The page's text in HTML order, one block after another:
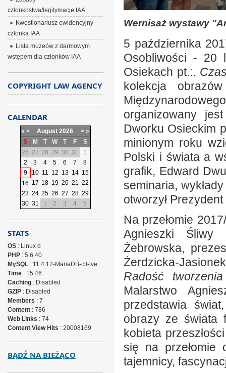
Wernisaż wystawy
5 października
Osobliwości - 20
Osiekach pt.:.
kolekcja
organizowany
Dworku Osieckim
minionym roku
Polski i świata a
grafik, Edward
seminaria,
otworzył
Na przełomie
Agnieszki Śliwy
Żebrowska,
Żerdzicka-
Radość tworzenia
Malarstwo
przedstawia
obrazy ze świata
kobieta
się na przełomie
tajemnicy,
członkostwa/legitymacje IAA
Kwestionariusz ewidencyjny
członka IAA
Lista muzeów z darmowym
wstępem dla członków IAA
COPYRIGHT LAW AGENCY
CALENDAR
« < August 2026 > »
S
M T W T F
S
26 27 28 29 30 31
1
2
3 4 5 6 7
8
9
10 11 12 13 14 15
16 17 18 19 20 21 22
23 24 25 26 27 28 29
30 31 1 2 3 4 5
STATS
OS: Linux d
PHP: 5.6.40
MySQL: 11.4.12-MariaDB-cll-lve
Time: 15:46
Caching: Disabled
GZIP: Disabled
Members : 7
Content: 786
Web Links : 74
Content View Hits : 20008169
BĄDŹ NA BIEŻĄCO